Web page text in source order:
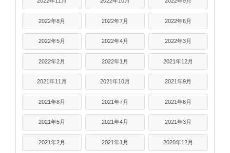
2022年8月 2022年7月 2022年6月
2022年5月 2022年4月 2022年3月
2022年2月 2022年1月 2021年12月
2021年11月 2021年10月 2021年9月
2021年8月 2021年7月 2021年6月
2021年5月 2021年4月 2021年3月
2021年2月 2021年1月 2020年12月